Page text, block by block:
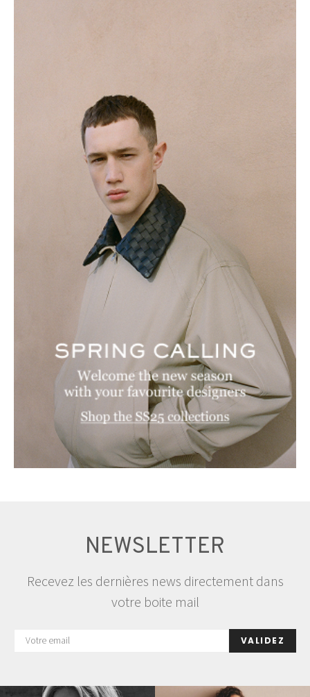
NEWSLETTER
Recevez les dernières news directement dans
votre boite mail
VALIDEZ